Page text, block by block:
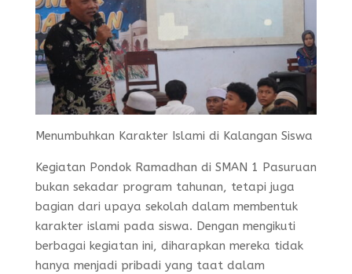
Menumbuhkan Karakter Islami di Kalangan Siswa
Kegiatan Pondok Ramadhan di SMAN 1 Pasuruan
bukan sekadar program tahunan, tetapi juga
bagian dari upaya sekolah dalam membentuk
karakter islami pada siswa. Dengan mengikuti
berbagai kegiatan ini, diharapkan mereka tidak
hanya menjadi pribadi yang taat dalam